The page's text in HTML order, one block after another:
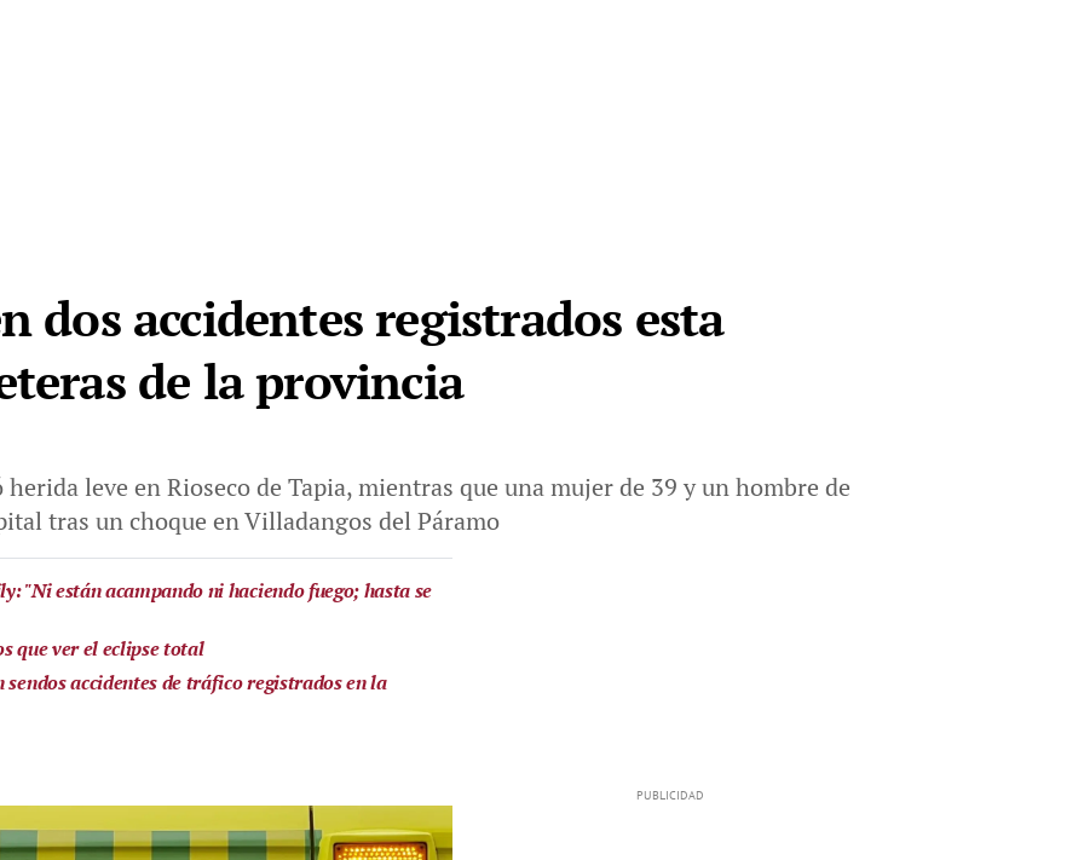
dos accidentes registrados esta
de la provincia
leve en Rioseco de Tapia, mientras que una mujer de 39 y un hombre de
tras un choque en Villadangos del Páramo
"Ni están acampando ni haciendo fuego; hasta se
que ver el eclipse total
accidentes de tráfico registrados en la